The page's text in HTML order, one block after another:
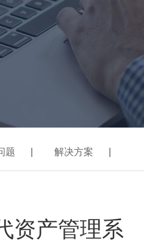
题 解决方案
资产管理系